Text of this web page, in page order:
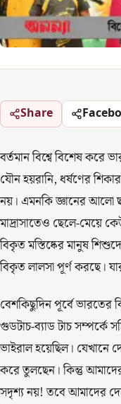
Share
বর্তমান বিশ্বে বিশেষ করে
যৌন হয়রানি, ধর্ষণের
নয়। এমনকি জ্ঞানের আলো
মাদ্রাসাতেও ছেলে-মেয়ে
বিকৃত মস্তিষ্কের মানুষ
বিকৃত লালসা পূর্ণ করছে।
বেশকিছুদিন পূর্বে ভারতের
গুডটাচ-ব্যাড টাচ সম্পর্কে
ভাইরাল হয়েছিল। যেখানে
করে তুলছেন। কিন্তু
সদৃশ্য নয়! তবে আমাদের